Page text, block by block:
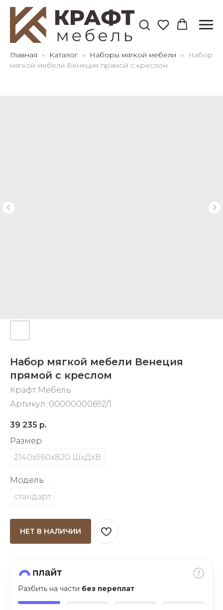
Главная Каталог Наборы мягкой мебели
Набор
мягкой мебели Венеция прямой с креслом
Набор мягкой мебели Венеция
прямой с креслом
Крафт Мебель
Артикул: 00000000692/1
39 235 р.
Размер
2140х960х820 ШхДхВ
Модель
стандарт
НЕТ В НАЛИЧИИ
Разбить на части без переплат
Оставшиеся75% будут
списываться
Подробнее
об оплате Плайтом
недели
8 800 302-02-51
plait.ru